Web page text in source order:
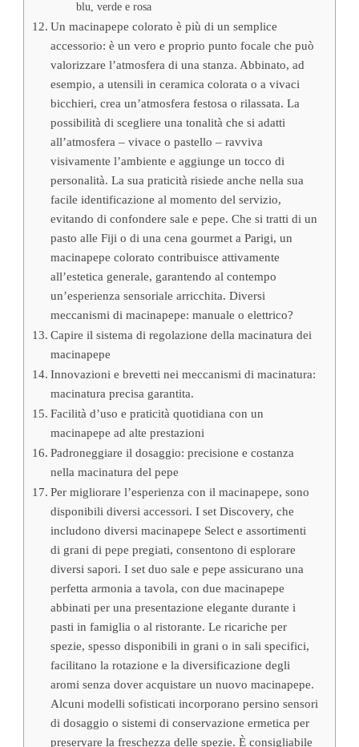
blu, verde e rosa
Un macinapepe colorato è più di un semplice
accessorio: è un vero e proprio punto focale che può
valorizzare l’atmosfera di una stanza. Abbinato, ad
esempio, a utensili in ceramica colorata o a vivaci
bicchieri, crea un’atmosfera festosa o rilassata. La
possibilità di scegliere una tonalità che si adatti
all’atmosfera – vivace o pastello – ravviva
visivamente l’ambiente e aggiunge un tocco di
personalità. La sua praticità risiede anche nella sua
facile identificazione al momento del servizio,
evitando di confondere sale e pepe. Che si tratti di un
pasto alle Fiji o di una cena gourmet a Parigi, un
macinapepe colorato contribuisce attivamente
all’estetica generale, garantendo al contempo
un’esperienza sensoriale arricchita. Diversi
meccanismi di macinapepe: manuale o elettrico?
Capire il sistema di regolazione della macinatura dei
macinapepe
Innovazioni e brevetti nei meccanismi di macinatura:
macinatura precisa garantita.
Facilità d’uso e praticità quotidiana con un
macinapepe ad alte prestazioni
Padroneggiare il dosaggio: precisione e costanza
nella macinatura del pepe
Per migliorare l’esperienza con il macinapepe, sono
disponibili diversi accessori. I set Discovery, che
includono diversi macinapepe Select e assortimenti
di grani di pepe pregiati, consentono di esplorare
diversi sapori. I set duo sale e pepe assicurano una
perfetta armonia a tavola, con due macinapepe
abbinati per una presentazione elegante durante i
pasti in famiglia o al ristorante. Le ricariche per
spezie, spesso disponibili in grani o in sali specifici,
facilitano la rotazione e la diversificazione degli
aromi senza dover acquistare un nuovo macinapepe.
Alcuni modelli sofisticati incorporano persino sensori
di dosaggio o sistemi di conservazione ermetica per
preservare la freschezza delle spezie. È consigliabile